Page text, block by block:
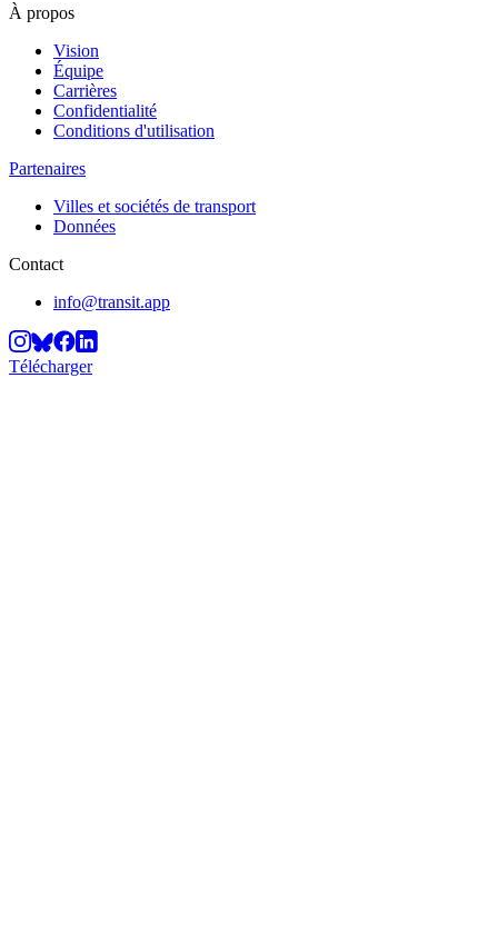
À propos
Vision
Équipe
Carrières
Confidentialité
Conditions d'utilisation
Partenaires
Villes et sociétés de transport
Données
Contact
info@transit.app
Télécharger